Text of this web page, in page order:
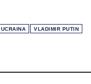
UCRAINA VLADIMIR PUTIN